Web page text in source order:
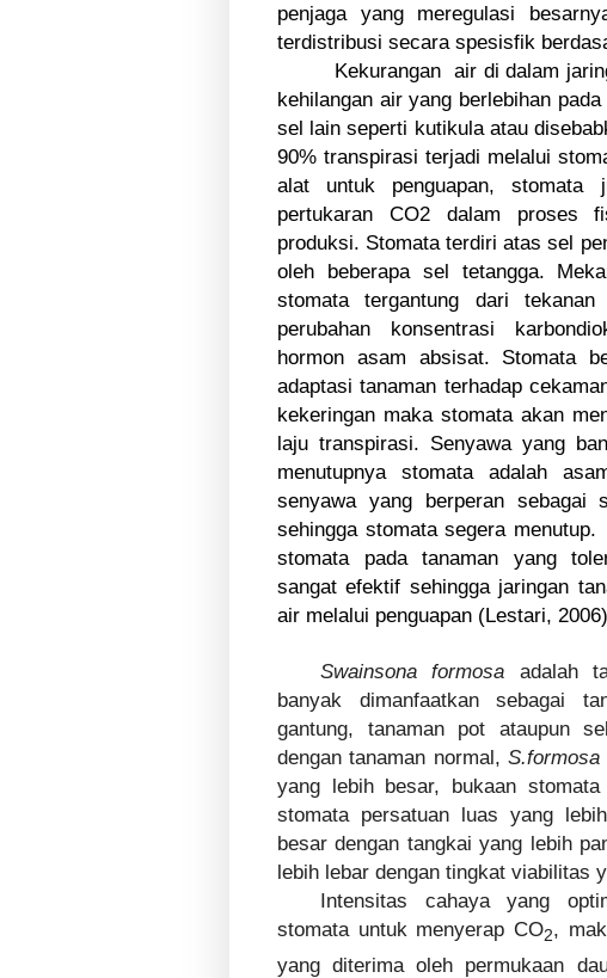
penjaga yang meregulasi
terdistribusi secara spesisfik
Kekurangan
air di dalam
kehilangan air yang berlebihan
sel lain seperti kutikula atau
90% transpirasi terjadi melalui
alat untuk penguapan, stomata
pertukaran CO2 dalam proses
produksi. Stomata terdiri atas sel
oleh beberapa sel tetangga.
stomata tergantung dari
perubahan konsentrasi
hormon asam absisat. Stomata
adaptasi tanaman terhadap
kekeringan maka stomata akan
laju transpirasi. Senyawa yang
menutupnya stomata adalah
senyawa yang berperan sebagai
sehingga stomata segera menutup.
stomata pada tanaman yang
sangat efektif sehingga jaringan
air melalui penguapan (Lestari,
Swainsona formosa adalah
banyak dimanfaatkan sebagai
gantung, tanaman pot ataupun
dengan tanaman normal, S.formosa
yang lebih besar, bukaan
stomata persatuan luas yang
besar dengan tangkai yang lebih
lebih lebar dengan tingkat viabilitas
Intensitas cahaya yang
stomata untuk menyerap CO2,
yang diterima oleh permukaan